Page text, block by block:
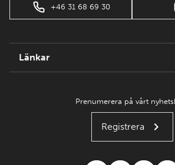
+46 31 68 69 30
Länkar
Prenumerera på vårt
Registrera